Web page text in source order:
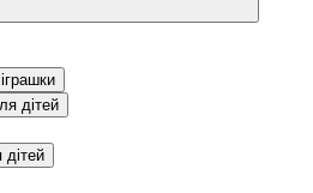
дітей
дітей